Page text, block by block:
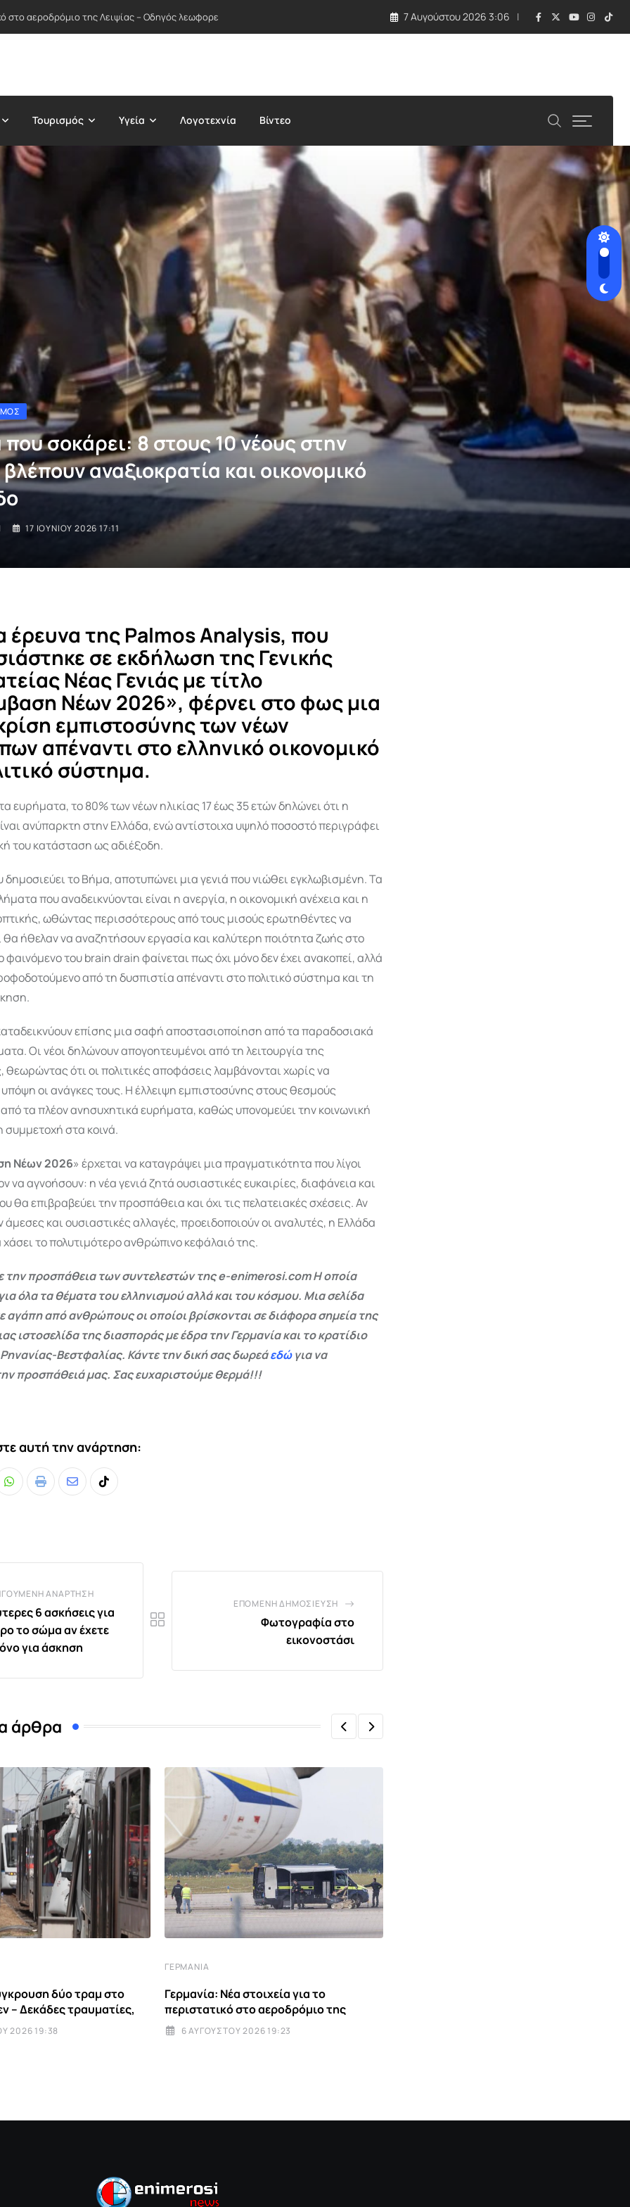
στο αεροδρόμιο της Λειψίας – Οδηγός λεωφορείου απέτρεψε πιθανή τραγωδία με εκρηκτική συσκευή σε drone
7 Αυγούστου 2026 3:06
Τουρισμός Υγεία Λογοτεχνία Βίντεο
σοκάρει: 8 στους 10 νέους στην
αναξιοκρατία και οικονομικό
17 ΙΟΥΝΊΟΥ 2026 17:11
έρευνα της Palmos Analysis, που
σε εκδήλωση της Γενικής
Νέας Γενιάς με τίτλο
Νέων 2026», φέρνει στο φως μια
εμπιστοσύνης των νέων
απέναντι στο ελληνικό οικονομικό
σύστημα.
ευρήματα, το 80% των νέων ηλικίας 17 έως 35 ετών δηλώνει ότι η
ανύπαρκτη στην Ελλάδα, ενώ αντίστοιχα υψηλό ποσοστό περιγράφει
του κατάσταση ως αδιέξοδη.
δημοσιεύει το Βήμα, αποτυπώνει μια γενιά που νιώθει εγκλωβισμένη. Τα
που αναδεικνύονται είναι η ανεργία, η οικονομική ανέχεια και η
ωθώντας περισσότερους από τους μισούς ερωτηθέντες να
θα ήθελαν να αναζητήσουν εργασία και καλύτερη ποιότητα ζωής στο
φαινόμενο του brain drain φαίνεται πως όχι μόνο δεν έχει ανακοπεί, αλλά
από τη δυσπιστία απέναντι στο πολιτικό σύστημα και τη
επίσης μια σαφή αποστασιοποίηση από τα παραδοσιακά
Οι νέοι δηλώνουν απογοητευμένοι από τη λειτουργία της
θεωρώντας ότι οι πολιτικές αποφάσεις λαμβάνονται χωρίς να
οι ανάγκες τους. Η έλλειψη εμπιστοσύνης στους θεσμούς
από τα πλέον ανησυχητικά ευρήματα, καθώς υπονομεύει την κοινωνική
συμμετοχή στα κοινά.
Νέων 2026» έρχεται να καταγράψει μια πραγματικότητα που λίγοι
να αγνοήσουν: η νέα γενιά ζητά ουσιαστικές ευκαιρίες, διαφάνεια και
θα επιβραβεύει την προσπάθεια και όχι τις πελατειακές σχέσεις. Αν
και ουσιαστικές αλλαγές, προειδοποιούν οι αναλυτές, η Ελλάδα
χάσει το πολυτιμότερο ανθρώπινο κεφάλαιό της.
την προσπάθεια των συντελεστών της e-enimerosi.com Η οποία
όλα τα θέματα του ελληνισμού αλλά και του κόσμου. Μια σελίδα
αγάπη από ανθρώπους οι οποίοι βρίσκονται σε διάφορα σημεία της
ιστοσελίδα της διασποράς με έδρα την Γερμανία και το κρατίδιο
Βεστφαλίας. Κάντε την δική σας δωρεάεδώγια να
προσπάθειά μας. Σας ευχαριστούμε θερμά!!!
αυτή την ανάρτηση:
Whatsapp
Print
ShareTiktok
ΑΝΆΡΤΗΣΗ
6 ασκήσεις για
το σώμα αν έχετε
για άσκηση
ΕΠΌΜΕΝΗ ΔΗΜΟΣΊΕΥΣΗ
Φωτογραφία στο
εικονοστάσι
άρθρα
δύο τραμ στο
– Δεκάδες τραυματίες,
2026 19:38
ΓΕΡΜΑΝΊΑ
Γερμανία: Νέα στοιχεία για το
περιστατικό στο αεροδρόμιο της
6 ΑΥΓΟΎΣΤΟΥ 2026 19:23